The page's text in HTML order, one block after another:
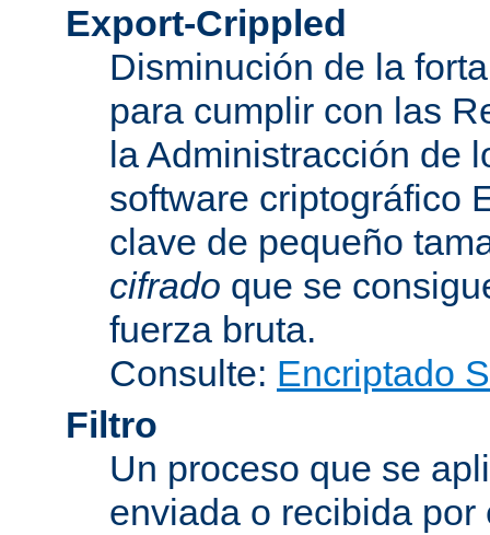
Export-Crippled
Disminución de la
para cumplir con las
la Administracción de
software criptográfico
clave de pequeño
cifrado que se
fuerza bruta.
Consulte: Encriptado
Filtro
Un proceso que se
enviada o recibida